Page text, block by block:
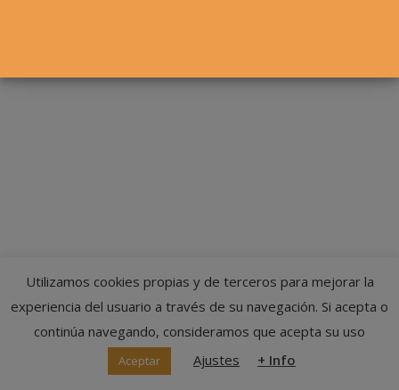
Utilizamos cookies propias y de terceros para mejorar la
experiencia del usuario a través de su navegación. Si acepta o
continúa navegando, consideramos que acepta su uso
Aceptar Ajustes + Info